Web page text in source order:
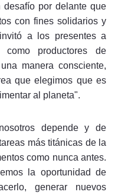
desafío por delante que
con fines solidarios y
a los presentes a
productores de
manera consciente,
que elegimos que es
al planeta".
depende y de
más titánicas de la
como nunca antes.
la oportunidad de
generar nuevos